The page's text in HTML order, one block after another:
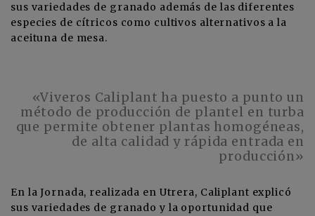
sus variedades de granado además de las diferentes
especies de cítricos como cultivos alternativos a la
aceituna de mesa.
«Viveros Caliplant ha puesto a punto un
método de producción de plantel en turba
que permite obtener plantas homogéneas,
de alta calidad y rápida entrada en
producción»
En la Jornada, realizada en Utrera, Caliplant explicó
sus variedades de granado y la oportunidad que